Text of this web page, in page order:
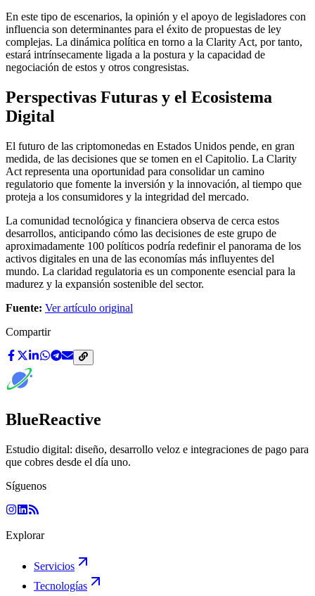
En este tipo de escenarios, la opinión y el apoyo de legisladores con
influencia son determinantes para el éxito de propuestas de ley
complejas. La dinámica política en torno a la Clarity Act, por tanto,
estará intrínsecamente ligada a la postura y la capacidad de
negociación de estos y otros congresistas.
Perspectivas Futuras y el Ecosistema
Digital
El futuro de las criptomonedas en Estados Unidos pende, en gran
medida, de las decisiones que se tomen en el Capitolio. La Clarity
Act representa una oportunidad para consolidar un camino
regulatorio que fomente la inversión y la innovación, al tiempo que
proteja a los consumidores y la integridad del mercado.
La comunidad tecnológica y financiera observa de cerca estos
desarrollos, anticipando cómo las decisiones de este grupo de
aproximadamente 100 políticos podría redefinir el panorama de los
activos digitales en una de las economías más influyentes del
mundo. La claridad regulatoria es un componente esencial para la
madurez y la expansión sostenible del sector.
Fuente: Ver artículo original
Compartir
BlueReactive
Estudio digital: diseño, desarrollo veloz e integraciones de pago para
que cobres desde el día uno.
Síguenos
Explorar
Servicios
Tecnologías